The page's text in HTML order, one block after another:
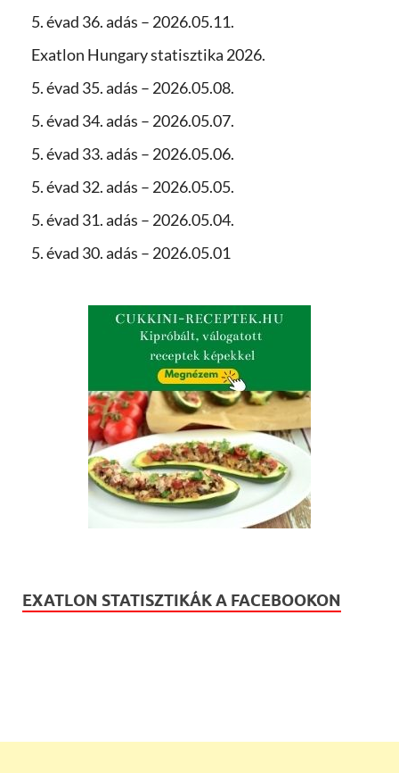
5. évad 36. adás – 2026.05.11.
Exatlon Hungary statisztika 2026.
5. évad 35. adás – 2026.05.08.
5. évad 34. adás – 2026.05.07.
5. évad 33. adás – 2026.05.06.
5. évad 32. adás – 2026.05.05.
5. évad 31. adás – 2026.05.04.
5. évad 30. adás – 2026.05.01
EXATLON STATISZTIKÁK A FACEBOOKON